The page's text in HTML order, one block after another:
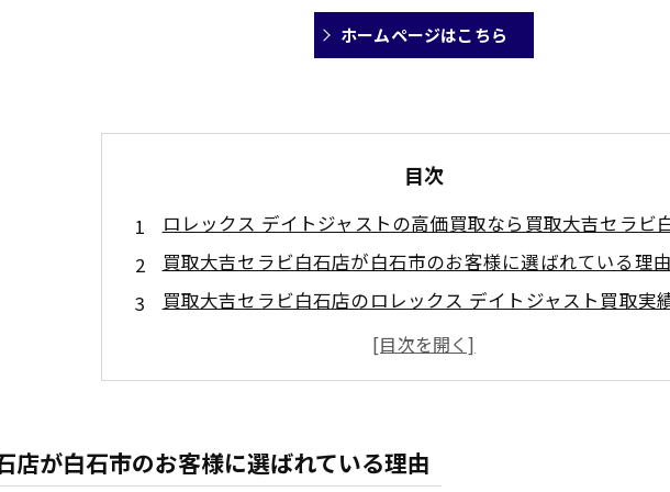
ホームページはこちら
目次
ロレックス デイトジャストの高価買取なら買取大吉セラビ
買取大吉セラビ白石店が白石市のお客様に選ばれている理由
買取大吉セラビ白石店のロレックス デイトジャスト買取実
ロレックス デイトジャストを高く売るには
ロレックス デイトジャストの歴史
ロレックス デイトジャストの豆知識
店が白石市のお客様に選ばれている理由